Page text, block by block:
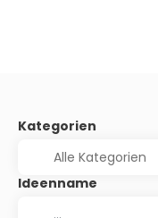
Kategorien
Ideenname